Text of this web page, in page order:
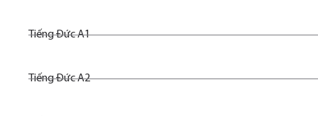
Tiếng Đức A1
Tiếng Đức A2